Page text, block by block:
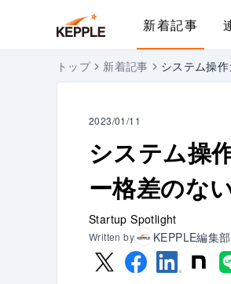
新着記事
トップ 新着記事 システム操
2023/01/11
システム操
ー格差のな
Startup Spotlight
Written by KEPPLE編集部